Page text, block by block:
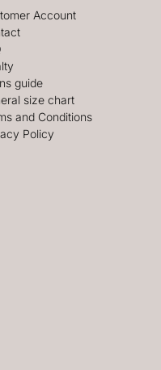
Account
guide
size chart
and Conditions
Policy